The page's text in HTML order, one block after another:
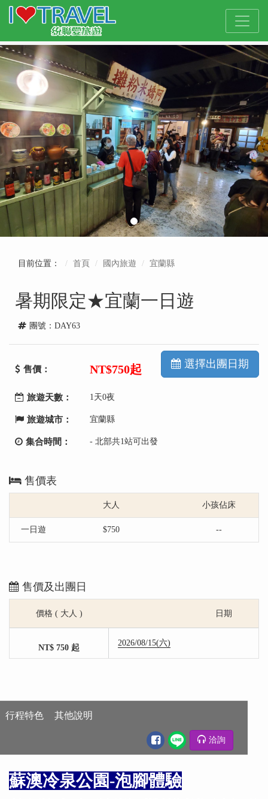
目前位置： 首頁 國內旅遊 宜蘭縣
暑期限定★宜蘭一日遊
團號：DAY63
售價： NT$750起
旅遊天數： 1天0夜
選擇出團日期
旅遊城市： 宜蘭縣
集合時間： - 北部共1站可出發
售價表
大人 小孩佔床
一日遊 $750 --
售價及出團日
價格 ( 大人 ) 日期
NT$ 750 起 2026/08/15(六)
行程特色 其他說明
洽詢
蘇澳冷泉公園-泡腳體驗